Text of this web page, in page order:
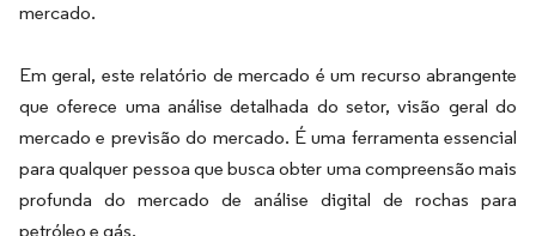
mercado.
Em geral, este relatório de mercado é um recurso abrangente
que oferece uma análise detalhada do setor, visão geral do
mercado e previsão do mercado. É uma ferramenta essencial
para qualquer pessoa que busca obter uma compreensão mais
profunda do mercado de análise digital de rochas para
petróleo e gás.